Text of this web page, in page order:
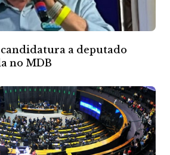
a deputado
no MDB